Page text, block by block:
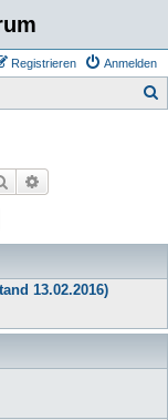
Anmelden
Registrieren
Suche
13.02.2016)